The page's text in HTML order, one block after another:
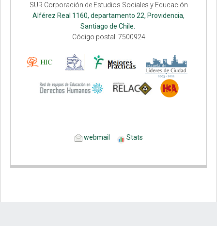
SUR Corporación de Estudios Sociales y Educación
Alférez Real 1160, departamento 22, Providencia,
Santiago de Chile.
Código postal: 7500924
webmail Stats